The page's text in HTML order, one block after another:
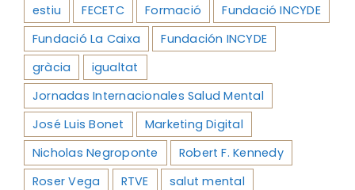
estiu
FECETC Formació
Fundació INCYDE
Fundació La Caixa
Fundación INCYDE
gràcia
igualtat
Jornadas Internacionales Salud Mental
José Luis Bonet
Marketing Digital
Nicholas Negroponte
Robert F. Kennedy
Roser Vega
RTVE
salut mental